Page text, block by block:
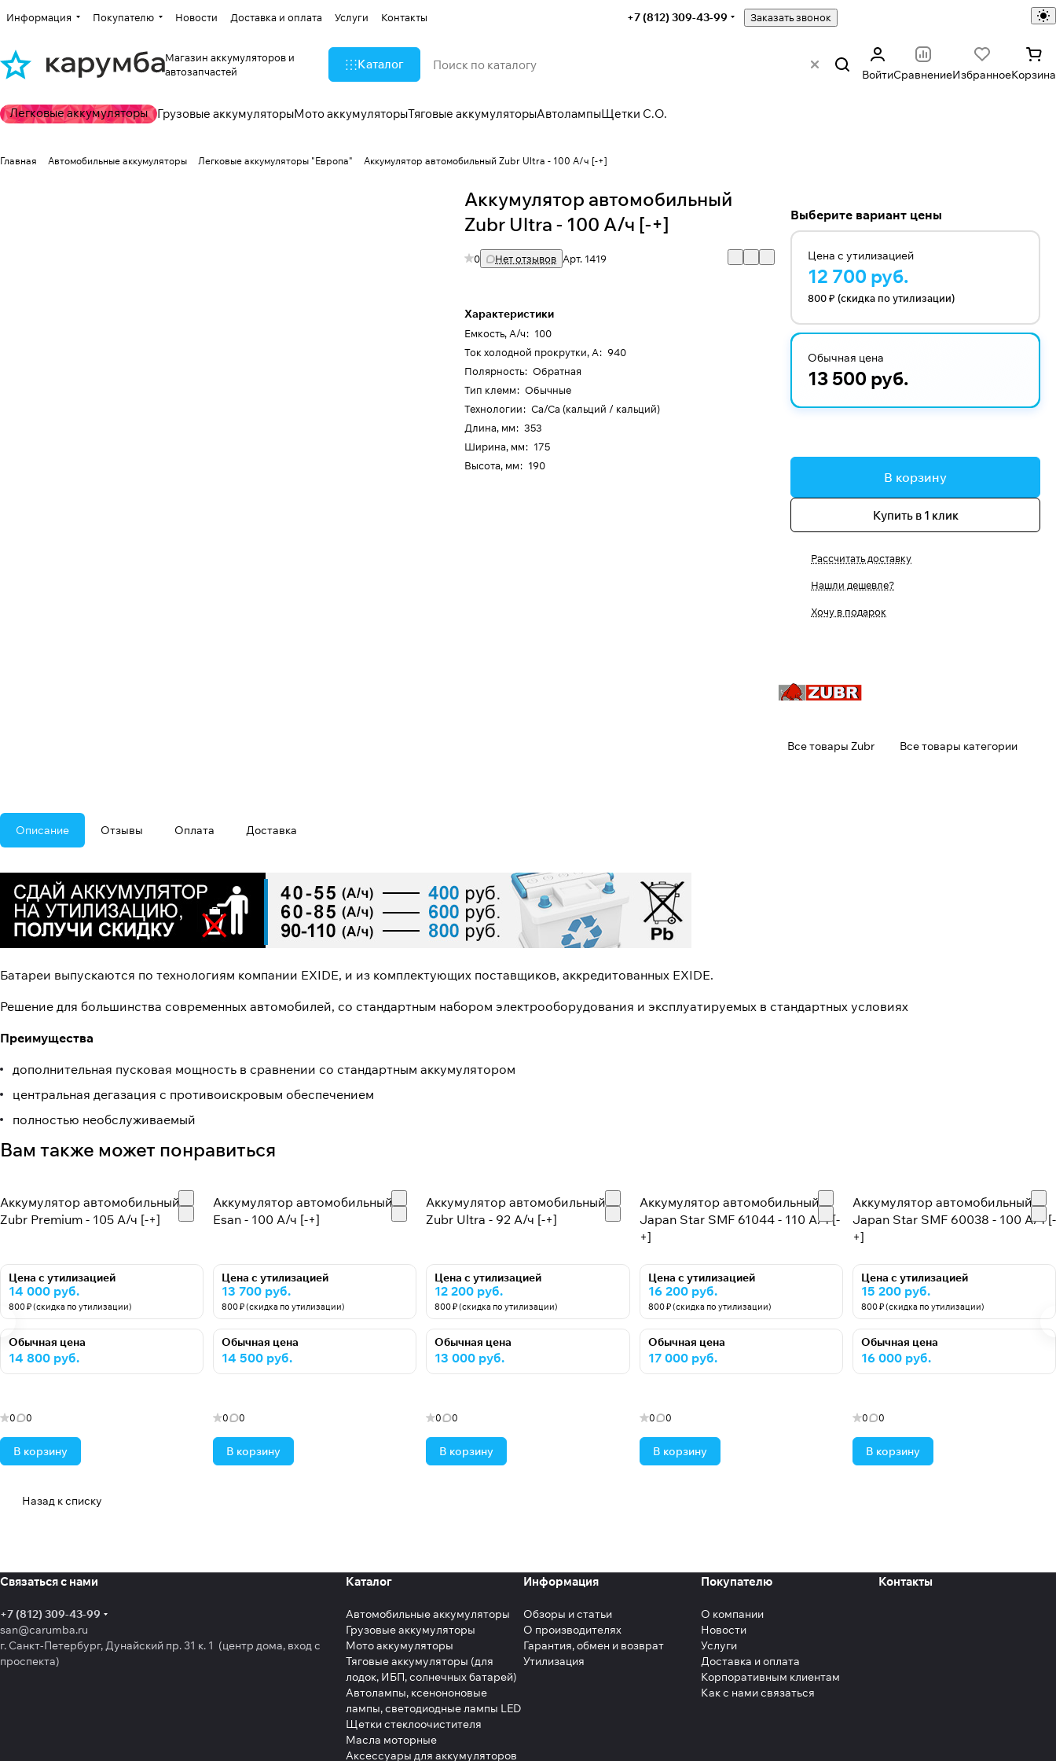
Информация Покупателю Новости Доставка и оплата Услуги Контакты +7 (812) 309-43-99 Заказать звонок
Магазин аккумуляторов и
автозапчастей
Каталог
ВойтиСравнениеИзбранноеКорзина
Легковые аккумуляторы Грузовые аккумуляторыМото аккумуляторыТяговые аккумуляторыАвтолампыЩетки С.О.
Главная Автомобильные аккумуляторы Легковые аккумуляторы "Европа" Аккумулятор автомобильный Zubr Ultra - 100 А/ч [-+]
Аккумулятор автомобильный
Zubr Ultra - 100 А/ч [-+]
0 Нет отзывов Арт. 1419
Характеристики
Емкость, А/ч: 100
Ток холодной прокрутки, А: 940
Полярность: Обратная
Тип клемм: Обычные
Технологии: Ca/Ca (кальций / кальций)
Длина, мм: 353
Ширина, мм: 175
Высота, мм: 190
Выберите вариант цены
Цена с утилизацией
12 700 руб.
800 ₽ (скидка по утилизации)
Обычная цена
13 500 руб.
В корзину
Купить в 1 клик
Рассчитать доставку
Нашли дешевле?
Хочу в подарок
Все товары Zubr Все товары категории
Описание Отзывы Оплата Доставка
Батареи выпускаются по технологиям компании EXIDE, и из комплектующих поставщиков, аккредитованных EXIDE.
Решение для большинства современных автомобилей, со стандартным набором электрооборудования и эксплуатируемых в стандартных условиях
Преимущества
дополнительная пусковая мощность в сравнении со стандартным аккумулятором
центральная дегазация с противоискровым обеспечением
полностью необслуживаемый
Вам также может понравиться
Аккумулятор автомобильный
Zubr Premium - 105 А/ч [-+]
Цена с утилизацией
14 000 руб.
800 ₽ (скидка по утилизации)
Обычная цена
14 800 руб.
0 0
В корзину
Аккумулятор автомобильный
Esan - 100 А/ч [-+]
Цена с утилизацией
13 700 руб.
800 ₽ (скидка по утилизации)
Обычная цена
14 500 руб.
0 0
В корзину
Аккумулятор автомобильный
Zubr Ultra - 92 А/ч [-+]
Цена с утилизацией
12 200 руб.
800 ₽ (скидка по утилизации)
Обычная цена
13 000 руб.
0 0
В корзину
Аккумулятор автомобильный
Japan Star SMF 61044 - 110 А/ч [-
+]
Цена с утилизацией
16 200 руб.
800 ₽ (скидка по утилизации)
Обычная цена
17 000 руб.
0 0
В корзину
Аккумулятор автомобильный
Japan Star SMF 60038 - 100 А/ч [-
+]
Цена с утилизацией
15 200 руб.
800 ₽ (скидка по утилизации)
Обычная цена
16 000 руб.
0 0
В корзину
Назад к списку
Связаться с нами
+7 (812) 309-43-99
san@carumba.ru
г. Санкт-Петербург, Дунайский пр. 31 к. 1 (центр дома, вход с
проспекта)
Каталог
Автомобильные аккумуляторы
Грузовые аккумуляторы
Мото аккумуляторы
Тяговые аккумуляторы (для
лодок, ИБП, солнечных батарей)
Автолампы, ксенононовые
лампы, светодиодные лампы LED
Щетки стеклоочистителя
Масла моторные
Аксессуары для аккумуляторов
Информация
Обзоры и статьи
О производителях
Гарантия, обмен и возврат
Утилизация
Покупателю
О компании
Новости
Услуги
Доставка и оплата
Корпоративным клиентам
Как с нами связаться
Контакты